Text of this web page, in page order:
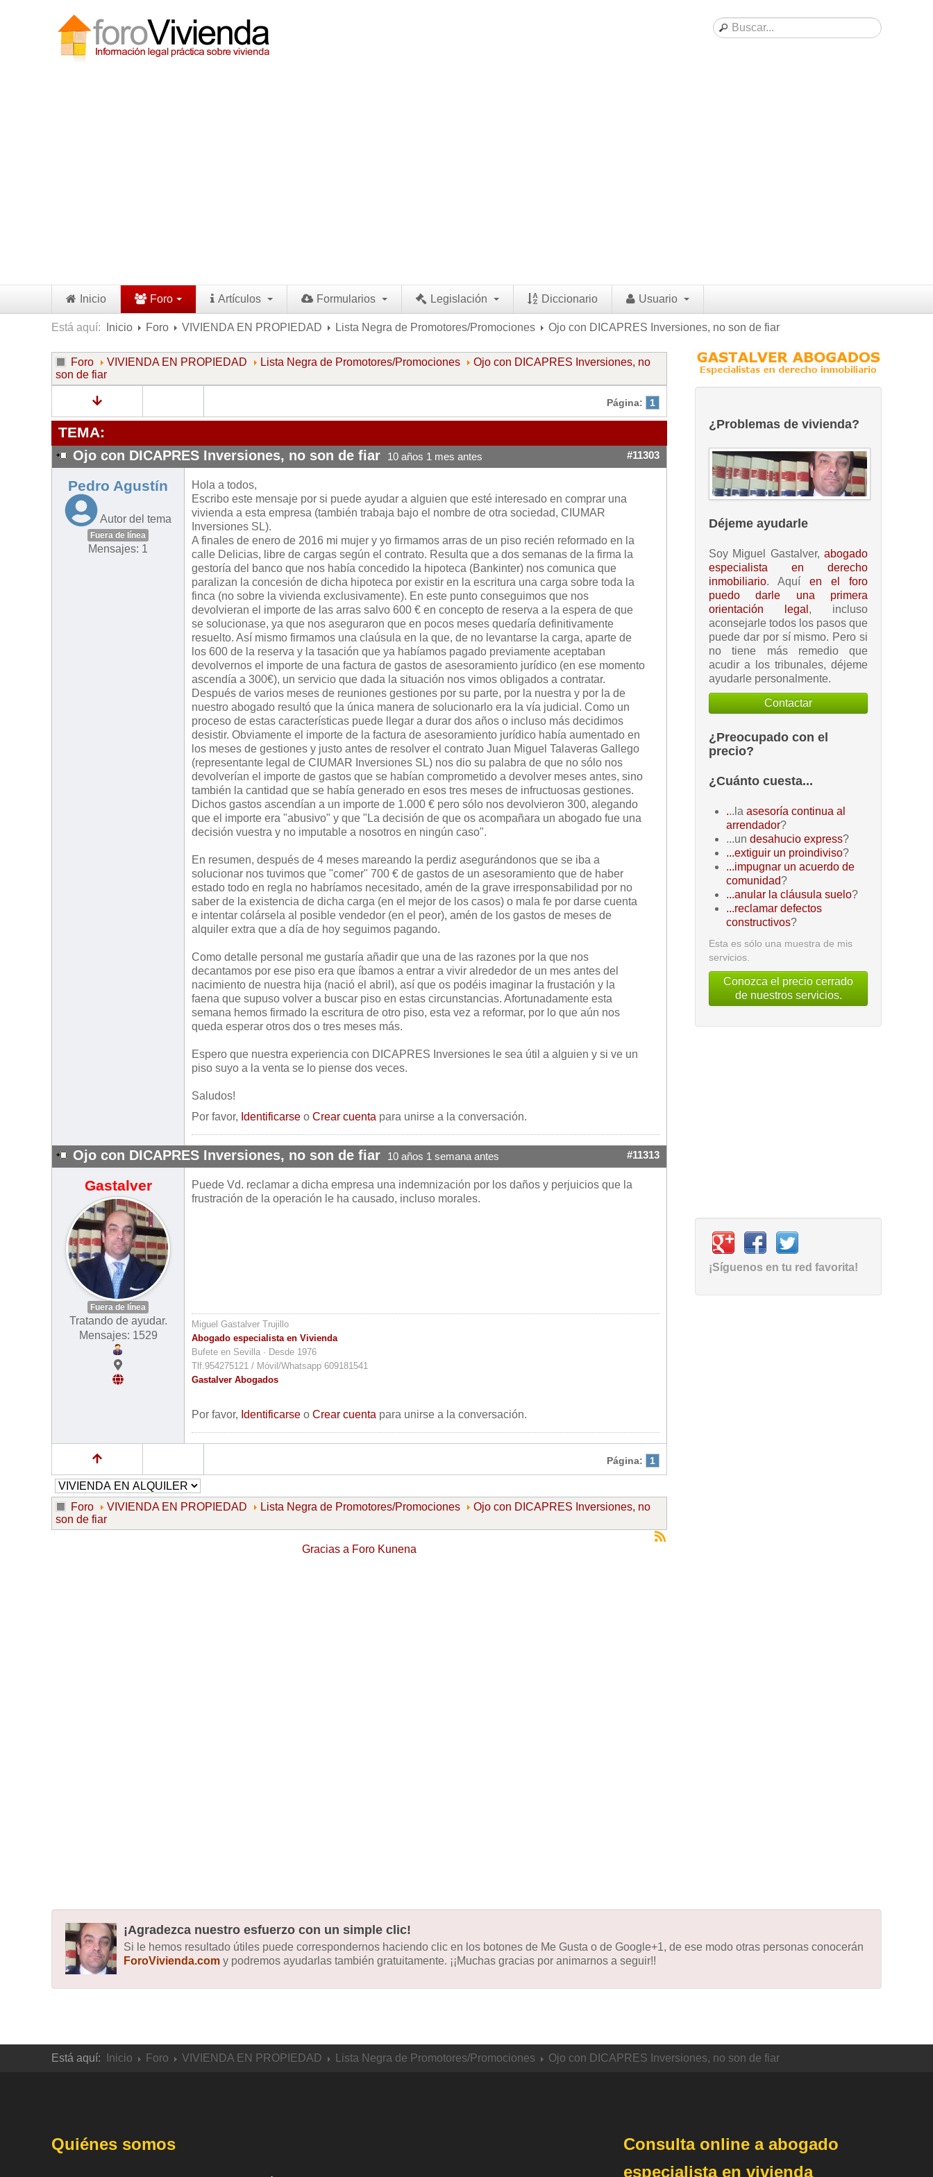
Inicio Foro Artículos Formularios Legislación Diccionario Usuario
Está aquí: Inicio Foro VIVIENDA EN PROPIEDAD Lista Negra de Promotores/Promociones Ojo con DICAPRES Inversiones, no son de fiar
Foro VIVIENDA EN PROPIEDAD Lista Negra de Promotores/Promociones
Ojo con DICAPRES Inversiones, no
son de fiar
Página: 1
TEMA:
Ojo con DICAPRES Inversiones, no son de fiar 10 años 1 mes antes #11303
Pedro Agustín
Autor del tema
Fuera de línea
Mensajes: 1
Hola a todos,
Escribo este mensaje por si puede ayudar a alguien que esté interesado en comprar una
vivienda a esta empresa (también trabaja bajo el nombre de otra sociedad, CIUMAR
Inversiones SL).
A finales de enero de 2016 mi mujer y yo firmamos arras de un piso recién reformado en la
calle Delicias, libre de cargas según el contrato. Resulta que a dos semanas de la firma la
gestoría del banco que nos había concedido la hipoteca (Bankinter) nos comunica que
paralizan la concesión de dicha hipoteca por existir en la escritura una carga sobre toda la
finca (no sobre la vivienda exclusivamente). En este punto conseguimos que nos
devolvieran el importe de las arras salvo 600 € en concepto de reserva a la espera de que
se solucionase, ya que nos aseguraron que en pocos meses quedaría definitivamente
resuelto. Así mismo firmamos una claúsula en la que, de no levantarse la carga, aparte de
los 600 de la reserva y la tasación que ya habíamos pagado previamente aceptaban
devolvernos el importe de una factura de gastos de asesoramiento jurídico (en ese momento
ascendía a 300€), un servicio que dada la situación nos vimos obligados a contratar.
Después de varios meses de reuniones gestiones por su parte, por la nuestra y por la de
nuestro abogado resultó que la única manera de solucionarlo era la vía judicial. Como un
proceso de estas características puede llegar a durar dos años o incluso más decidimos
desistir. Obviamente el importe de la factura de asesoramiento jurídico había aumentado en
los meses de gestiones y justo antes de resolver el contrato Juan Miguel Talaveras Gallego
(representante legal de CIUMAR Inversiones SL) nos dio su palabra de que no sólo nos
devolverían el importe de gastos que se habían comprometido a devolver meses antes, sino
también la cantidad que se había generado en esos tres meses de infructuosas gestiones.
Dichos gastos ascendían a un importe de 1.000 € pero sólo nos devolvieron 300, alegando
que el importe era "abusivo" y que "La decisión de que os acompañara un abogado fue una
decisión vuestra y no imputable a nosotros en ningún caso".
En resumen, después de 4 meses mareando la perdiz asegurándonos que se iba a
solucionar nos tuvimos que "comer" 700 € de gastos de un asesoramiento que de haber
estado todo en regla no habríamos necesitado, amén de la grave irresponsabilidad por no
saber de la existencia de dicha carga (en el mejor de los casos) o mala fe por darse cuenta
e intentar colársela al posible vendedor (en el peor), amén de los gastos de meses de
alquiler extra que a día de hoy seguimos pagando.
Como detalle personal me gustaría añadir que una de las razones por la que nos
decantamos por ese piso era que íbamos a entrar a vivir alrededor de un mes antes del
nacimiento de nuestra hija (nació el abril), así que os podéis imaginar la frustación y la
faena que supuso volver a buscar piso en estas circunstancias. Afortunadamente esta
semana hemos firmado la escritura de otro piso, esta vez a reformar, por lo que aún nos
queda esperar otros dos o tres meses más.
Espero que nuestra experiencia con DICAPRES Inversiones le sea útil a alguien y si ve un
piso suyo a la venta se lo piense dos veces.
Saludos!
Por favor, Identificarse o Crear cuenta para unirse a la conversación.
Ojo con DICAPRES Inversiones, no son de fiar 10 años 1 semana antes #11313
Gastalver
Fuera de línea
Tratando de ayudar.
Mensajes: 1529
Puede Vd. reclamar a dicha empresa una indemnización por los daños y perjuicios que la
frustración de la operación le ha causado, incluso morales.
Miguel Gastalver Trujillo
Abogado especialista en Vivienda
Bufete en Sevilla · Desde 1976
Tlf.954275121 / Móvil/Whatsapp 609181541
Gastalver Abogados
Por favor, Identificarse o Crear cuenta para unirse a la conversación.
Página: 1
Foro VIVIENDA EN PROPIEDAD Lista Negra de Promotores/Promociones
Ojo con DICAPRES Inversiones, no
son de fiar
Gracias a Foro Kunena
¿Problemas de vivienda?
Déjeme ayudarle
Soy Miguel Gastalver, abogado
especialista en derecho
inmobiliario. Aquí en el foro
puedo darle una primera
orientación legal , incluso
aconsejarle todos los pasos que
puede dar por sí mismo. Pero si
no tiene más remedio que
acudir a los tribunales, déjeme
ayudarle personalmente.
Contactar
¿Preocupado con el
precio?
¿Cuánto cuesta...
...la asesoría continua al
arrendador?
...un desahucio express?
...extiguir un proindiviso?
...impugnar un acuerdo de
comunidad?
...anular la cláusula suelo?
...reclamar defectos
constructivos?
Esta es sólo una muestra de mis
servicios.
Conozca el precio cerrado
de nuestros servicios.
¡Síguenos en tu red favorita!
¡Agradezca nuestro esfuerzo con un simple clic!
Si le hemos resultado útiles puede correspondernos haciendo clic en los botones de Me Gusta o de Google+1, de ese modo otras personas conocerán
ForoVivienda.com y podremos ayudarlas también gratuitamente. ¡¡Muchas gracias por animarnos a seguir!!
Está aquí: Inicio Foro VIVIENDA EN PROPIEDAD Lista Negra de Promotores/Promociones Ojo con DICAPRES Inversiones, no son de fiar
Quiénes somos
Consulta online a abogado
especialista en vivienda